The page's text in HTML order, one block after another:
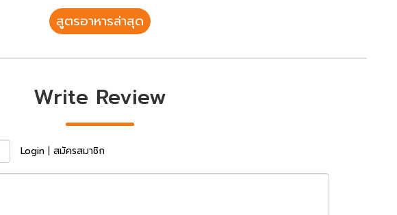
สูตรอาหารล่าสุด
Write Review
Login | สมัครสมาชิก